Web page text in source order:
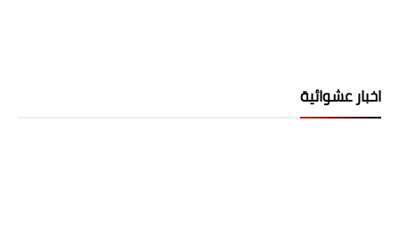
اخبار عشوائية